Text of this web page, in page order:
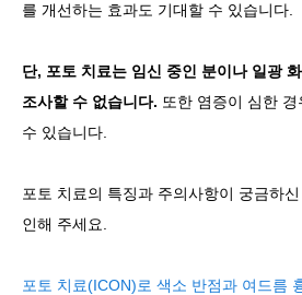
를 개선하는 효과도 기대할 수 있습니다.
단, 포토 치료는 임신 중인 분이나 일광
조사할 수 없습니다. 또한 염증이 심한
수 있습니다.
포토 치료의 특징과 주의사항이 궁금하
인해 주세요.
포토 치료(ICON)로 색소 반점과 여드름